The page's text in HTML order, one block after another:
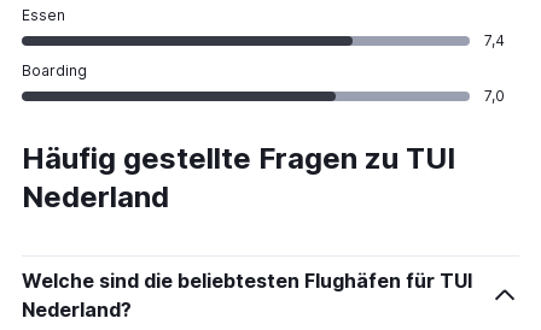
Essen
7,4
Boarding
7,0
Häufig gestellte Fragen zu TUI
Nederland
Welche sind die beliebtesten Flughäfen für TUI
Nederland?